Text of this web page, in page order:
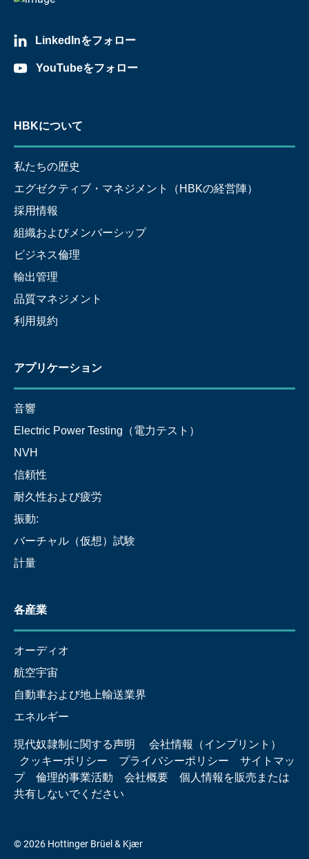
LinkedInをフォロー
YouTubeをフォロー
HBKについて
私たちの歴史
エグゼクティブ・マネジメント（HBKの経営陣）
採用情報
組織およびメンバーシップ
ビジネス倫理
輸出管理
品質マネジメント
利用規約
アプリケーション
音響
Electric Power Testing（電力テスト）
NVH
信頼性
耐久性および疲労
振動:
バーチャル（仮想）試験
計量
各産業
オーディオ
航空宇宙
自動車および地上輸送業界
エネルギー
現代奴隷制に関する声明
会社情報（インプリント）
クッキーポリシー
プライバシーポリシー
サイトマッ
プ
倫理的事業活動 会社概要
個人情報を販売または
共有しないでください
© 2026 Hottinger Brüel & Kjær